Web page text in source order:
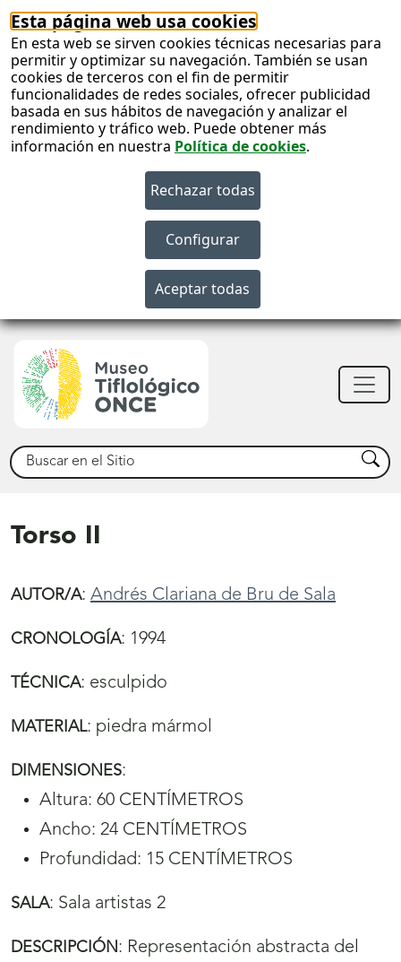
Esta página web usa cookies
En esta web se sirven cookies técnicas necesarias para
permitir y optimizar su navegación. También se usan
cookies de terceros con el fin de permitir
funcionalidades de redes sociales, ofrecer publicidad
basada en sus hábitos de navegación y analizar el
rendimiento y tráfico web. Puede obtener más
información en nuestra Política de cookies.
Buscar Buscar
Torso II
AUTOR/A: Andrés Clariana de Bru de Sala
CRONOLOGÍA: 1994
TÉCNICA: esculpido
MATERIAL: piedra mármol
DIMENSIONES:
Altura: 60 CENTÍMETROS
Ancho: 24 CENTÍMETROS
Profundidad: 15 CENTÍMETROS
SALA: Sala artistas 2
DESCRIPCIÓN: Representación abstracta del